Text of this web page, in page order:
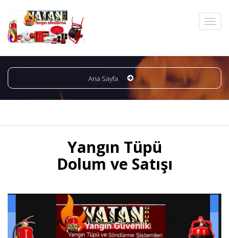
Ana Sayfa
Yangın Tüpü
Dolum ve Satışı